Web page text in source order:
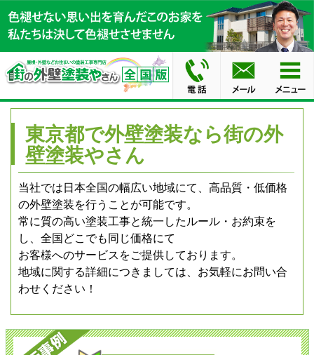
東京都で外壁塗装なら街の外
壁塗装やさん
当社では日本全国の幅広い地域にて、高品質・低価格
の外壁塗装を行うことが可能です。
常に質の高い塗装工事と統一したルール・お約束を
し、全国どこでも同じ価格にて
お客様へのサービスをご提供しております。
地域に関する詳細につきましては、お気軽にお問い合
わせください！